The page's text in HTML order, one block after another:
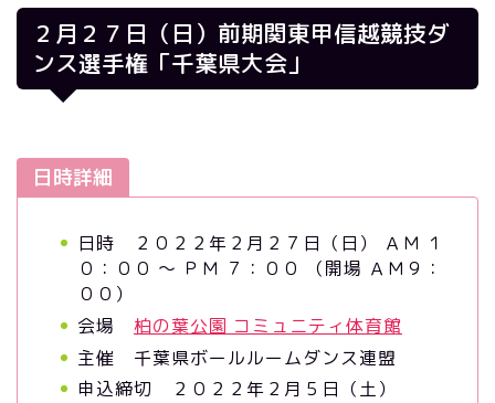
２月２７日（日）前期関東甲信越競技ダ
ンス選手権「千葉県大会」
日時詳細
日時 ２０２２年２月２７日（日） ＡＭ １
０：００ ～ ＰＭ ７：００ （開場 ＡＭ９：
００）
会場 柏の葉公園 コミュニティ体育館
主催 千葉県ボールルームダンス連盟
申込締切 ２０２２年２月５日（土）